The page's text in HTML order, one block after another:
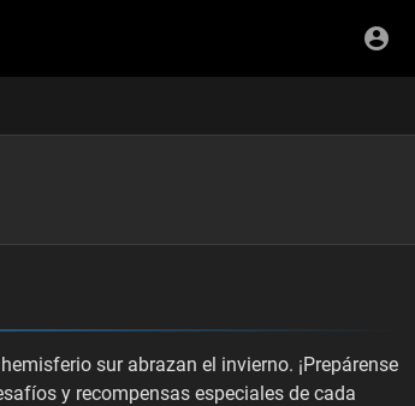
sur abrazan el invierno. ¡Prepárense
y recompensas especiales de cada